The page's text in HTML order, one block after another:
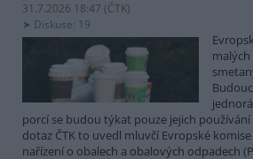
31.7.2026 18:47 (ČTK)
Diskuse: 19
porcí se budou týkat pouze jejich používání
dotaz ČTK to uvedl mluvčí Evropské
nařízení o obalech a obalových odpadech